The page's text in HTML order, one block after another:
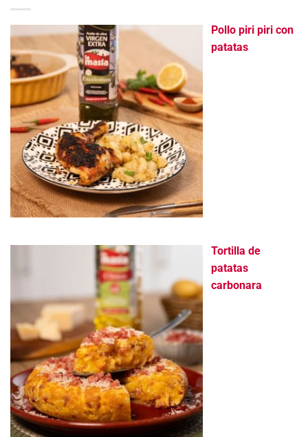
Pollo piri piri con
patatas
Tortilla de
patatas
carbonara